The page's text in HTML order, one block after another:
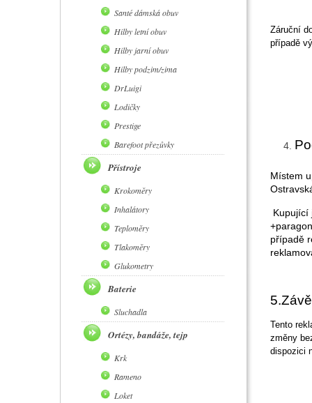
Záruční
případě
Místem
Kupující
případě
Tento
změny
dispozici
Santé dámská obuv
Hilby letní obuv
Hilby jarní obuv
Hilby podzim/zima
DrLuigi
Lodičky
Prestige
Barefoot přezůvky
Přístroje
Krokoměry
Inhalátory
Teploměry
Tlakoměry
Glukometry
Baterie
Sluchadla
Ortézy, bandáže, tejp
Krk
Rameno
Loket